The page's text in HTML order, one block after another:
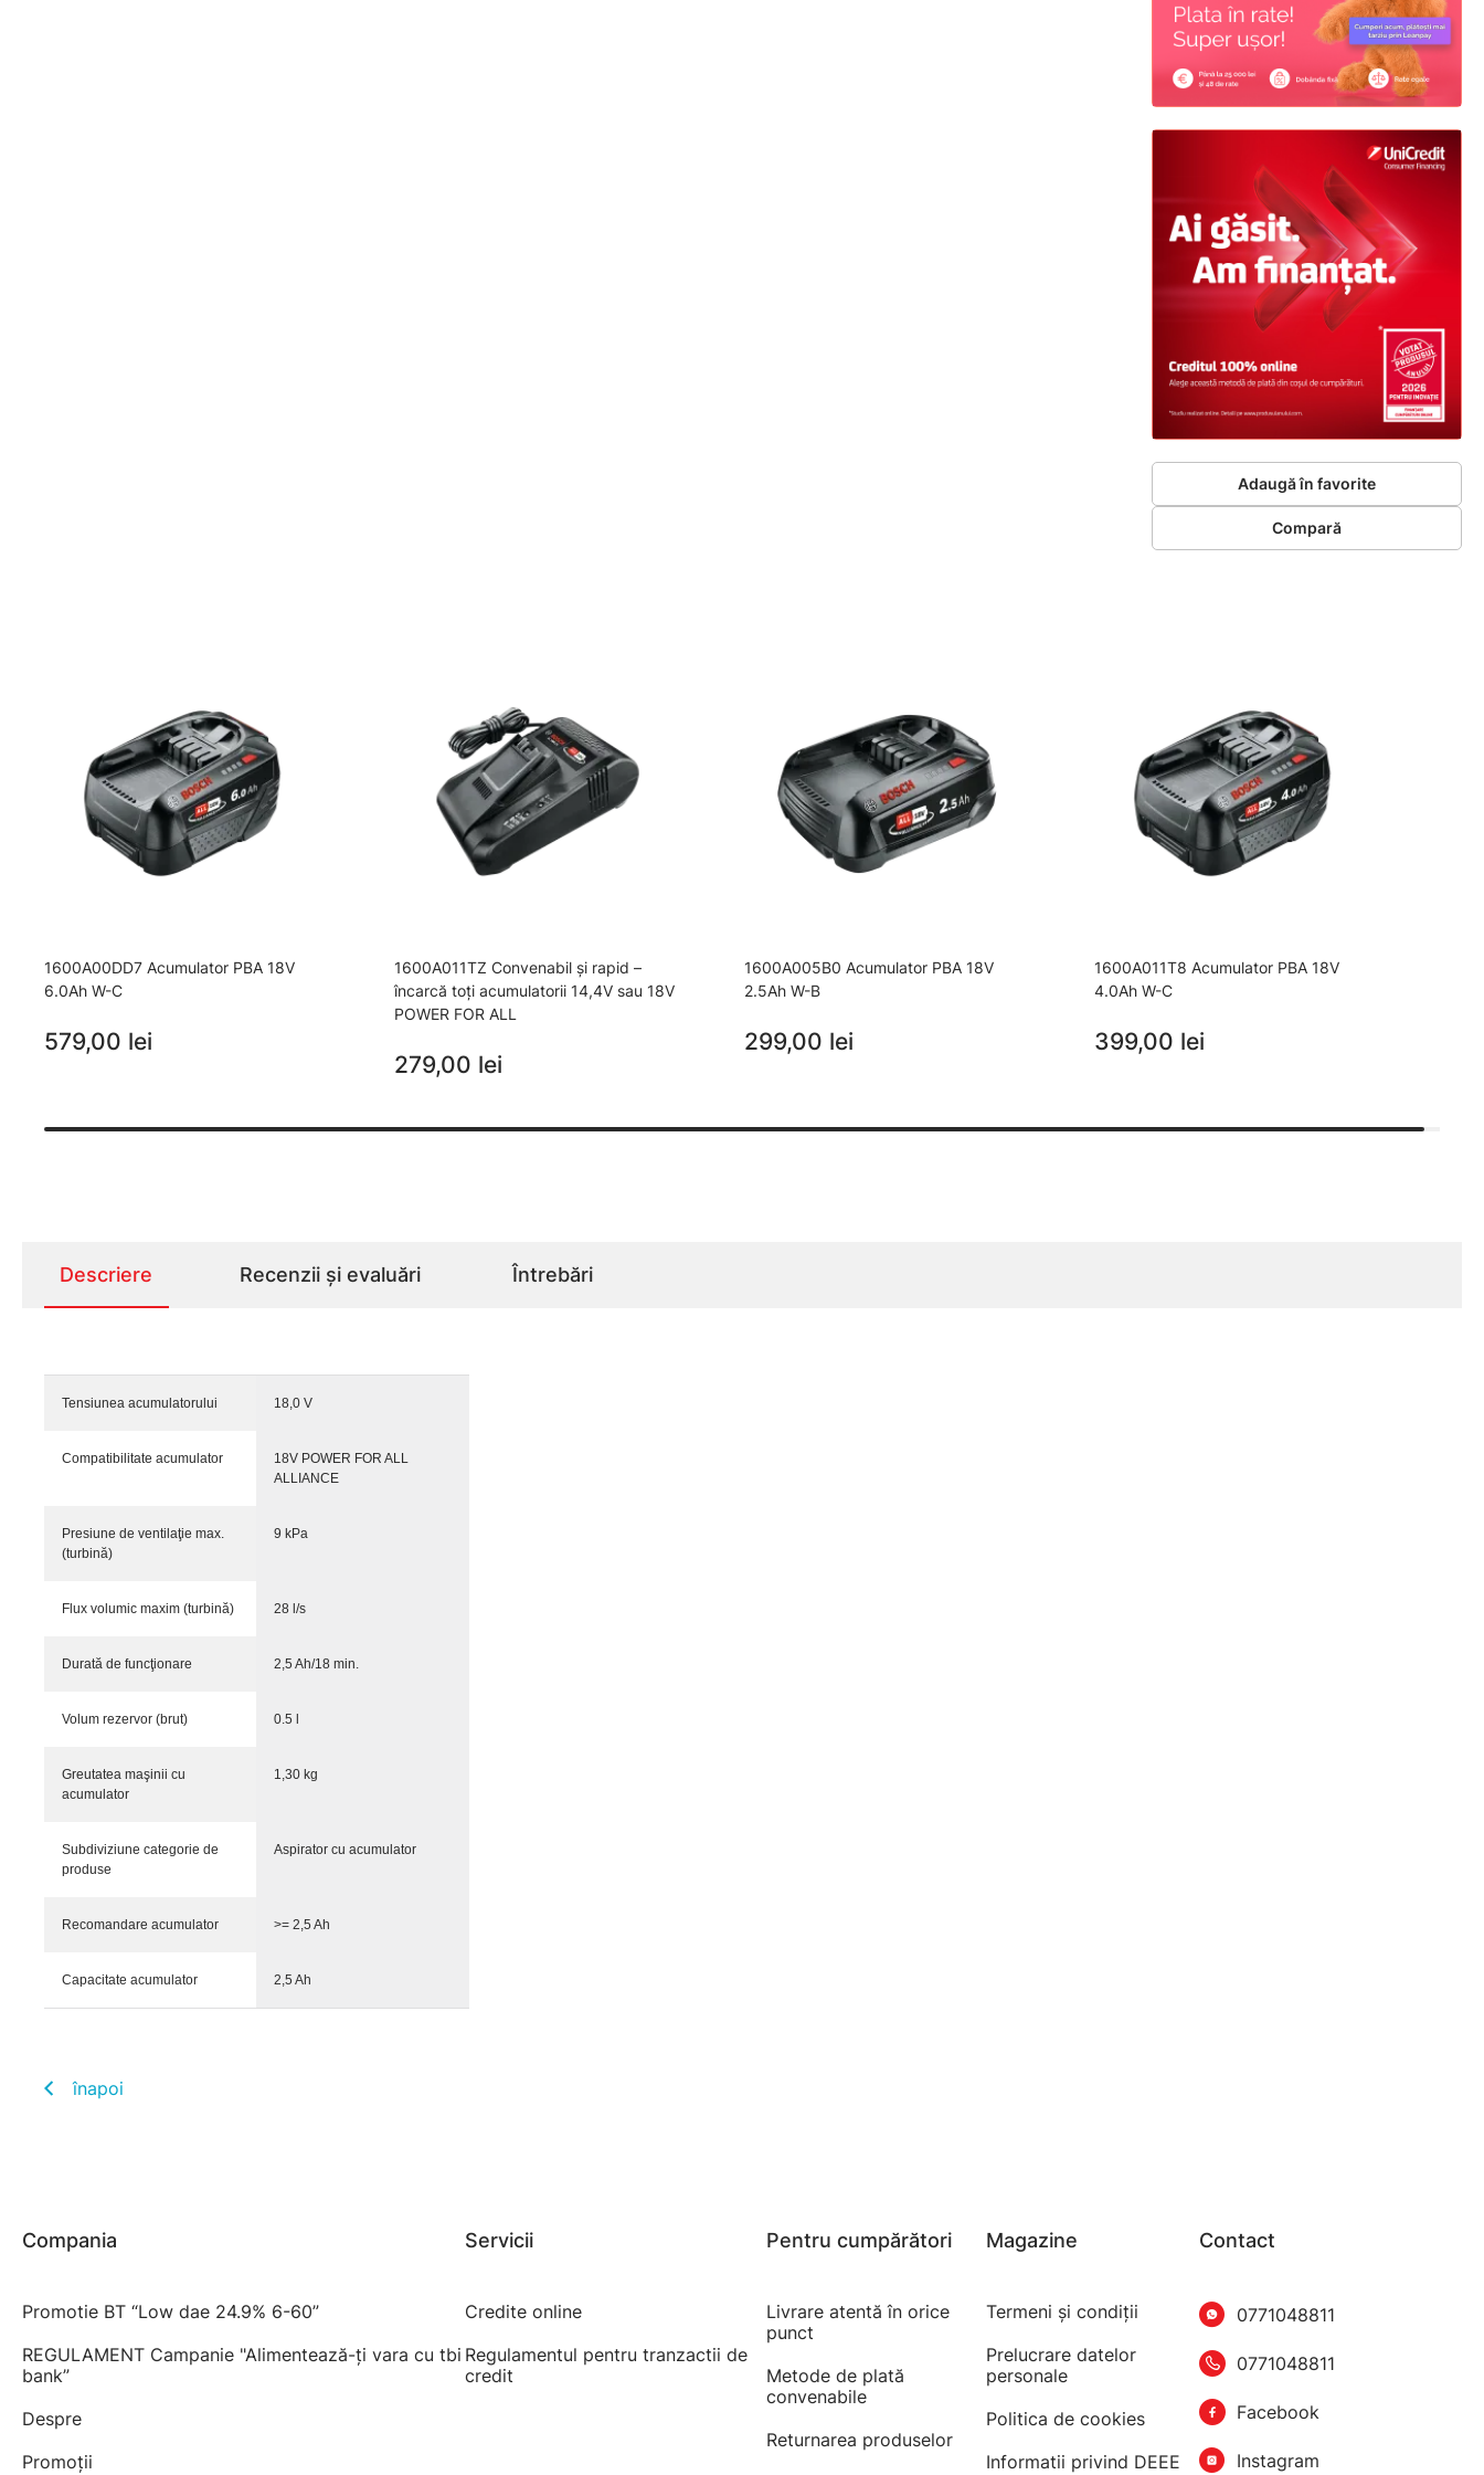
Adaugă în favorite
Compară
1600A00DD7 Acumulator PBA 18V
6.0Ah W-C
579,00 lei
1600A011TZ Convenabil şi rapid –
încarcă toţi acumulatorii 14,4V sau 18V
POWER FOR ALL
279,00 lei
1600A005B0 Acumulator PBA 18V
2.5Ah W-B
299,00 lei
1600A011T8 Acumulator PBA 18V
4.0Ah W-C
399,00 lei
Descriere Recenzii și evaluări Întrebări
Tensiunea acumulatorului 18,0 V
Compatibilitate acumulator
18V POWER FOR ALL
ALLIANCE
Presiune de ventilaţie max.
(turbină)
9 kPa
Flux volumic maxim (turbină) 28 l/s
Durată de funcţionare 2,5 Ah/18 min.
Volum rezervor (brut) 0.5 l
Greutatea maşinii cu
acumulator
1,30 kg
Subdiviziune categorie de
produse
Aspirator cu acumulator
Recomandare acumulator >= 2,5 Ah
Capacitate acumulator 2,5 Ah
înapoi
Compania
Promotie BT “Low dae 24.9% 6-60”
REGULAMENT Campanie "Alimentează-ți vara cu tbi
bank”
Despre
Promoții
Servicii
Credite online
Regulamentul pentru tranzactii de
credit
Pentru cumpărători
Livrare atentă în orice
punct
Metode de plată
convenabile
Returnarea produselor
Magazine
Termeni şi condiţii
Prelucrare datelor
personale
Politica de cookies
Informatii privind DEEE
Contact
0771048811
0771048811
Facebook
Instagram